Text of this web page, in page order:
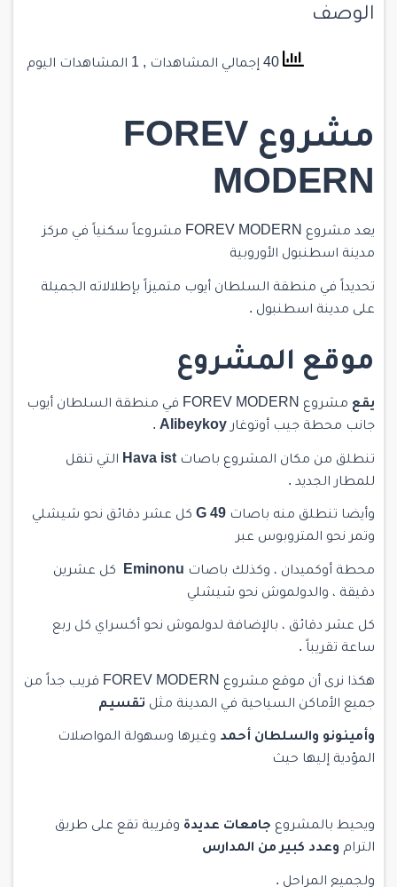
الوصف
, 1 المشاهدات اليوم
مشروع FOREV
MODERN
يعد مشروع FOREV MODERN مشروعاً سكنياً في مركز
مدينة اسطنبول الأوروبية
تحديداً في منطقة السلطان أيوب متميزاً بإطلالاته الجميلة
على مدينة اسطنبول .
موقع المشروع
يقع
مشروع FOREV MODERN في منطقة السلطان أيوب
جانب محطة جيب أوتوغارAlibeykoy
.
تنطلق من مكان المشروع باصات Hava ist التي تنقل
للمطار الجديد .
وأيضا تنطلق منه باصات G 49 كل عشر دقائق نحو شيشلي
وتمر نحو المتروبوس عبر
محطة أوكميدان ، وكذلك باصات Eminonu
كل عشرين
دقيقة ، والدولموش نحو شيشلي
كل عشر دقائق ، بالإضافة لدولموش نحو أكسراي كل ربع
ساعة تقريباً .
هكذا نرى أن موقع مشروع FOREV MODERN قريب جداً من
جميع الأماكن السياحية في المدينة مثل تقسيم
وأمينونو والسلطان أحمد وغيرها وسهولة المواصلات
المؤدية إليها حيث
ويحيط بالمشروع جامعات عديدة وقريبة تقع على طريق
الترام وعدد كبير من المدارس
ولجميع المراحل .